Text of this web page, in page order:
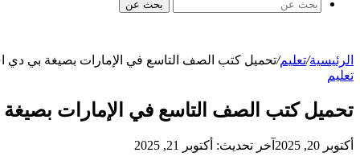
بحث عن
الرئيسية/تعليم/تحميل كتب الصف التاسع في الإمارات بصيغة بي دي
تعليم
تحميل كتب الصف التاسع في الإمارات
أكتوبر 20, 2025 آخر تحديث: أكتوبر 21, 2025